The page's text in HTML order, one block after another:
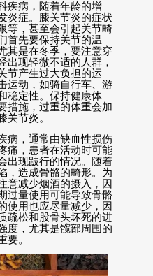
疾病，随着年龄的增
炎症。膝关节炎的症状
等，甚至会引起关节畸
首先要保持关节的温
其是在冬季，要注意穿
出现轻微不适的人群，
节产生过大负担的运
运动，如骑自行车、游
稳定性。保持健康体
措施，过重的体重会加
关节炎。
病，通常由缺血性损伤
痛，患者在活动时可能
出现跛行的情况。随着
，造成骨骼的畸形。为
意减少烟酒的摄入，因
过量使用可能导致骨骼
使用也应尽量减少，因
疏松和股骨头坏死的进
度，尤其是髋部周围的
要。